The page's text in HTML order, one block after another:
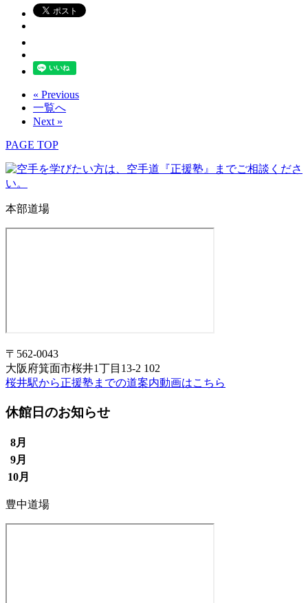
« Previous
一覧へ
Next »
PAGE TOP
本部道場
〒562-0043
大阪府箕面市桜井1丁目13-2 102
桜井駅から正援塾までの道案内動画はこちら
休館日のお知らせ
8月
9月
10月
豊中道場